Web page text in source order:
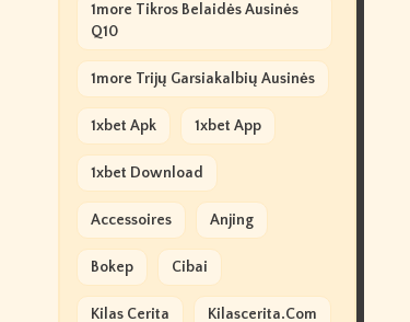
1more Tikros Belaidės Ausinės
Q10
1more Trijų Garsiakalbių Ausinės
1xbet Apk 1xbet App
1xbet Download
Accessoires Anjing
Bokep Cibai
Kilas Cerita Kilascerita.com